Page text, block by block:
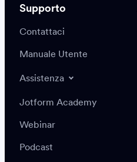
Supporto
Contattaci
Manuale Utente
Assistenza
Jotform Academy
Webinar
Podcast